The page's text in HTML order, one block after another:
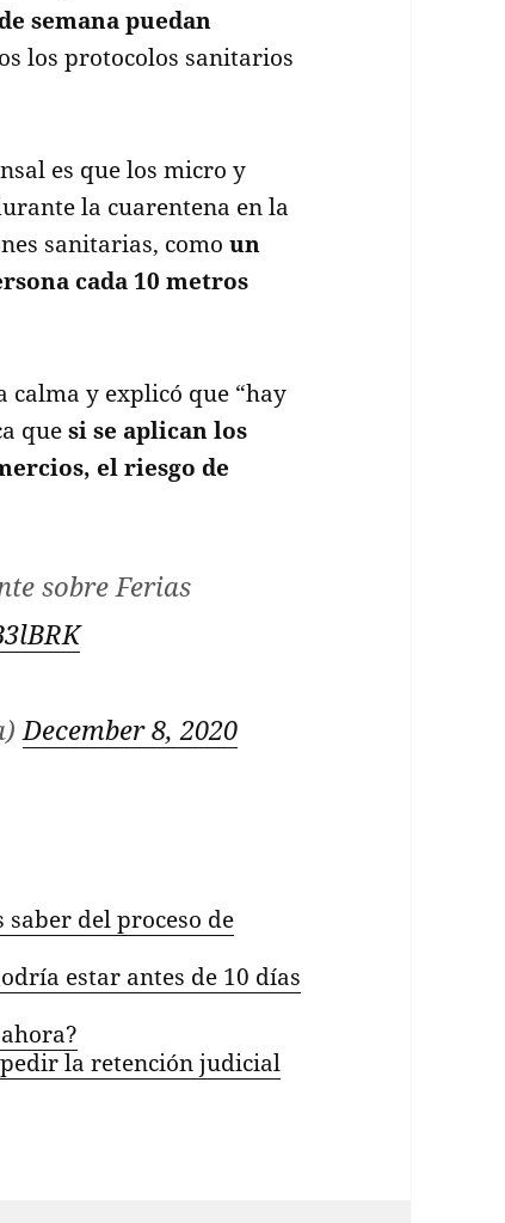
semana puedan
los protocolos sanitarios
es que los micro y
la cuarentena en la
sanitarias, comoun
cada 10 metros
calma y explicó que “hay
quesi se aplican los
el riesgo de
sobre Ferias
December 8, 2020
saber del proceso de
estar antes de 10 días
la retención judicial